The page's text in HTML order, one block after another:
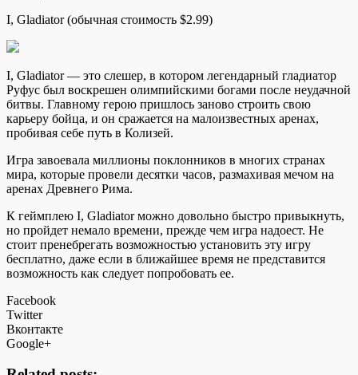
I, Gladiator (обычная стоимость $2.99)
I, Gladiator — это слешер, в котором легендарный гладиатор
Руфус был воскрешен олимпийскими богами после неудачной
битвы. Главному герою пришлось заново строить свою
карьеру бойца, и он сражается на малоизвестных аренах,
пробивая себе путь в Колизей.
Игра завоевала миллионы поклонников в многих странах
мира, которые провели десятки часов, размахивая мечом на
аренах Древнего Рима.
К геймплею I, Gladiator можно довольно быстро привыкнуть,
но пройдет немало времени, прежде чем игра надоест. Не
стоит пренебрегать возможностью установить эту игру
бесплатно, даже если в ближайшее время не представится
возможность как следует попробовать ее.
Facebook
Twitter
Вконтакте
Google+